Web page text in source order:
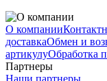
О компании
доставкаОбмен и
артикулуОбработка
Партнеры
Наши партнеры